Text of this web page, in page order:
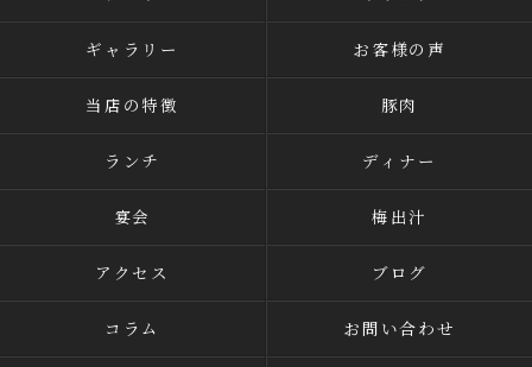
ギャラリー お客様の声
当店の特徴 豚肉
ランチ ディナー
宴会 梅出汁
アクセス ブログ
コラム お問い合わせ